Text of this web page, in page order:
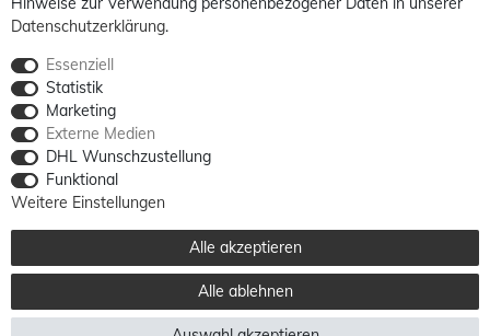
Daten­schutz­erklärung.
Essenziell
Statistik
Marketing
Externe Medien
DHL Wunschzustellung
Funktional
Weitere Einstellungen
Alle akzeptieren
Alle ablehnen